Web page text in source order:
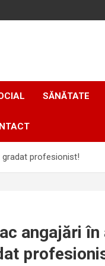
SĂNĂTATE
profesionist!
angajări